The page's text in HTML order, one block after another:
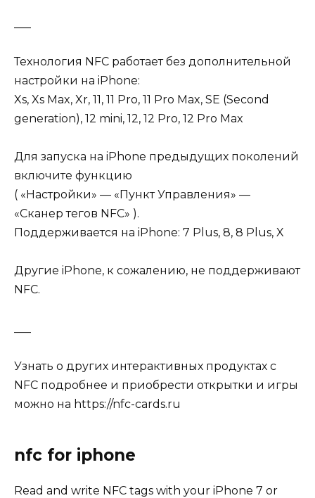
Технология NFC работает без дополнительной
настройки на iPhone:
Xs, Xs Max, Xr, 11, 11 Pro, 11 Pro Max, SE (Second
generation), 12 mini, 12, 12 Pro, 12 Pro Max
Для запуска на iPhone предыдущих поколений
включите функцию
( «Настройки» — «Пункт Управления» —
«Сканер тегов NFC» ).
Поддерживается на iPhone: 7 Plus, 8, 8 Plus, X
Другие iPhone, к сожалению, не поддерживают
NFC.
Узнать о других интерактивных продуктах с
NFC подробнее и приобрести открытки и игры
можно на https://nfc-cards.ru
‎nfc for iphone
Read and write NFC tags with your iPhone 7 or